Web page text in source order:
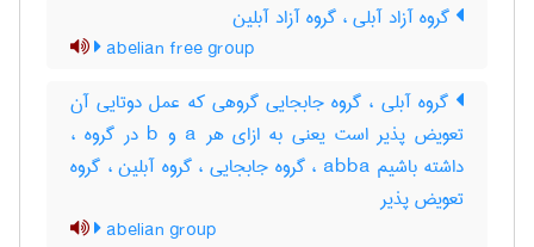
گروه آزاد آبلی ، گروه آزاد آبلین
abelian free group
گروه آبلی ، گروه جابجایی گروهی که عمل دوتایی آن
تعویض پذیر است یعنی به ازای هر a و b در گروه ،
داشته باشیم abba ، گروه جابجایی ، گروه آبلین ، گروه
تعویض پذیر
abelian group